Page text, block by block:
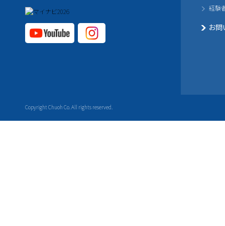
Copyright Chuoh Co. All rights reserved.
経験
お